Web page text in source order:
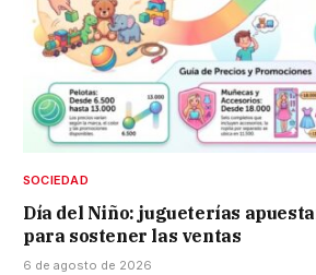
SOCIEDAD
Día del Niño: jugueterías
para sostener las ventas
6 de agosto de 2026